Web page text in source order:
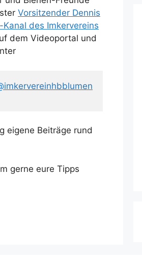
Vorsitzender Dennis
Kanal des Imkervereins
dem Videoportal und
eigene Beiträge rund
gerne eure Tipps